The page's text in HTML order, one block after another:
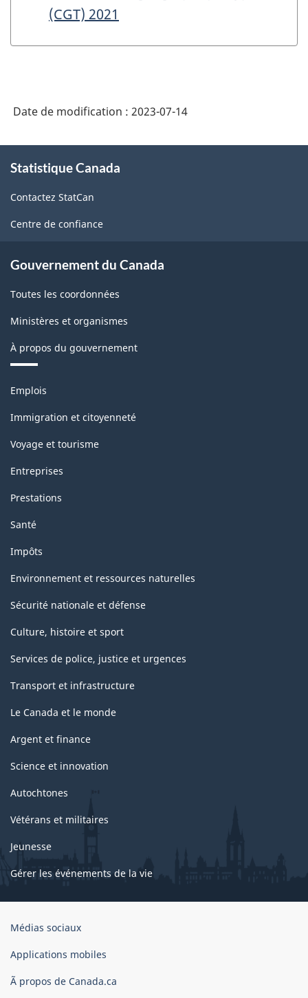
(CGT) 2021
Date de modification : 2023-07-14
propos
ce
site
Statistique Canada
Contactez StatCan
Centre de confiance
Gouvernement du Canada
Toutes les coordonnées
Ministères et organismes
À propos du gouvernement
Thèmes
sujets
Emplois
Immigration et citoyenneté
Voyage et tourisme
Entreprises
Prestations
Santé
Impôts
Environnement et ressources naturelles
Sécurité nationale et défense
Culture, histoire et sport
Services de police, justice et urgences
Transport et infrastructure
Le Canada et le monde
Argent et finance
Science et innovation
Autochtones
Vétérans et militaires
Jeunesse
Gérer les événements de la vie
Organisation
gouvernement
Canada
Médias sociaux
Applications mobiles
Ã propos de Canada.ca